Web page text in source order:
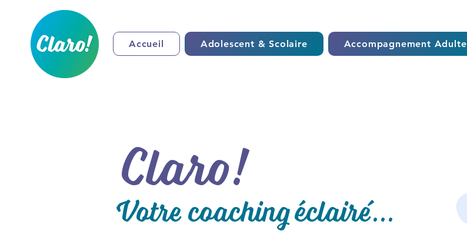
Accueil Adolescent & Scolaire Accompagnement Adulte
Claro!
Votre coaching éclairé...